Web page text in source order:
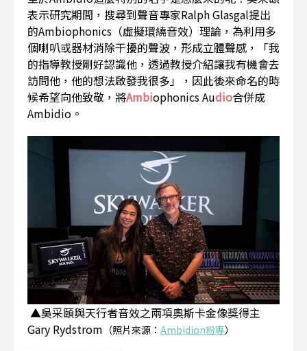
表示研究期間，搜尋到聲音專家Ralph Glasgal提出
的Ambiophonics（虛擬環繞音效）理論，為利用多
個喇叭或器材消除干擾的聲波，形成立體聲感，「我
的指導教授剛好認識他，透過教授介紹讓我有機會去
訪問他，他的想法啟發我很多」，因此後來命名的時
候希望向他致敬，將Ambiophonics Audio合併成
Ambidio。
▲吳采頤與天行者音效之兩項奧斯卡金像獎得主
Gary Rydstrom （照片來源： Ambidion粉專）